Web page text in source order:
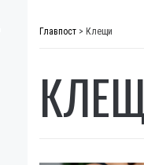
Главпост > Клещи